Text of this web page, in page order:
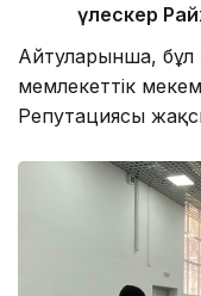
үлескер
Айтуларынша, бұл
мемлекеттік
Репутациясы